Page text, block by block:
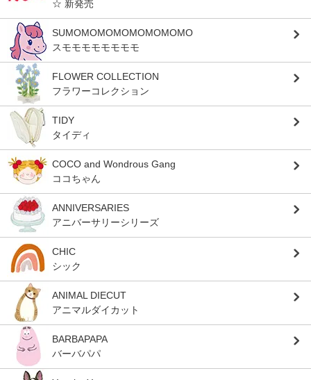
☆ 新発売
SUMOMOMOMOMOMOMOMO
スモモモモモモモモ
FLOWER COLLECTION
フラワーコレクション
TIDY
タイディ
COCO and Wondrous Gang
ココちゃん
ANNIVERSARIES
アニバーサリーシリーズ
CHIC
シック
ANIMAL DIECUT
アニマルダイカット
BARBAPAPA
バーバパパ